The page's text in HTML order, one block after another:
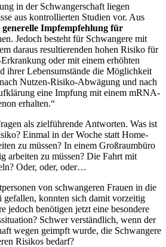
in der Schwangerschaft liegen
aus kontrollierten Studien vor. Aus
generelle Impfempfehlung für
Jedoch besteht für Schwangere mit
daraus resultierenden hohen Risiko für
oder mit einem erhöhten
ihrer Lebensumstände die Möglichkeit
Nutzen-Risiko-Abwägung und nach
eine Impfung mit einem mRNA-
erhalten.“
als zielführende Antworten. Was ist
Einmal in der Woche statt Home-
zu müssen? In einem Großraumbüro
arbeiten zu müssen? Die Fahrt mit
Oder, oder, oder…
von schwangeren Frauen in die
gefallen, konnten sich damit vorzeitig
jedoch benötigen jetzt eine besondere
Schwer verständlich, wenn der
wegen geimpft wurde, die Schwangere
Risikos bedarf?